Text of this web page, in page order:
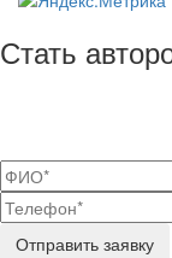
Стать
Отправить заявку